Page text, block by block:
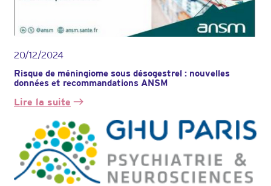
20/12/2024
Risque de méningiome sous désogestrel : nouvelles
données et recommandations ANSM
Lire la suite
:
méningiome
sous
désogestrel
: